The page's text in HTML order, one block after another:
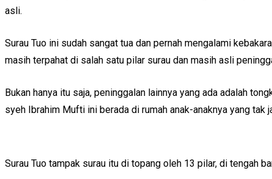
asli.
Surau Tuo ini sudah sangat tua dan pernah mengalami
masih terpahat di salah satu pilar surau dan masih asli
Bukan hanya itu saja, peninggalan lainnya yang ada adalah
syeh Ibrahim Mufti ini berada di rumah anak-anaknya yang tak
Surau Tuo tampak surau itu di topang oleh 13 pilar, di tengah